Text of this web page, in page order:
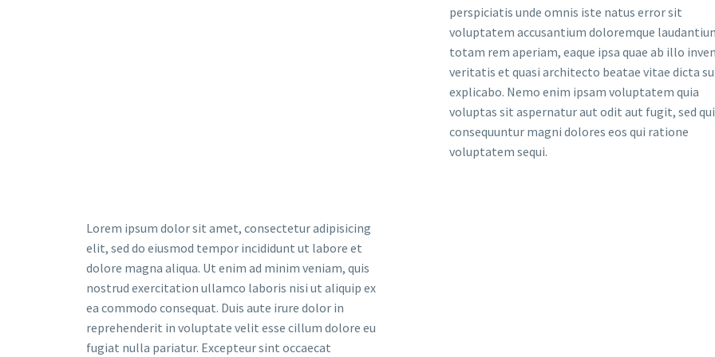
perspiciatis unde omnis iste natus error sit
voluptatem accusantium doloremque
totam rem aperiam, eaque ipsa quae ab illo
veritatis et quasi architecto beatae vitae dicta
explicabo. Nemo enim ipsam voluptatem quia
voluptas sit aspernatur aut odit aut fugit, sed
consequuntur magni dolores eos qui ratione
voluptatem sequi.
Lorem ipsum dolor sit amet, consectetur adipisicing
elit, sed do eiusmod tempor incididunt ut labore et
dolore magna aliqua. Ut enim ad minim veniam, quis
nostrud exercitation ullamco laboris nisi ut aliquip ex
ea commodo consequat. Duis aute irure dolor in
reprehenderit in voluptate velit esse cillum dolore eu
fugiat nulla pariatur. Excepteur sint occaecat